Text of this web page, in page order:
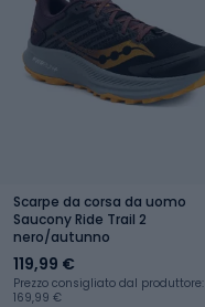
Scarpe da corsa da uomo
Saucony Ride Trail 2
nero/autunno
119,99 €
Prezzo consigliato dal produttore:
169,99 €